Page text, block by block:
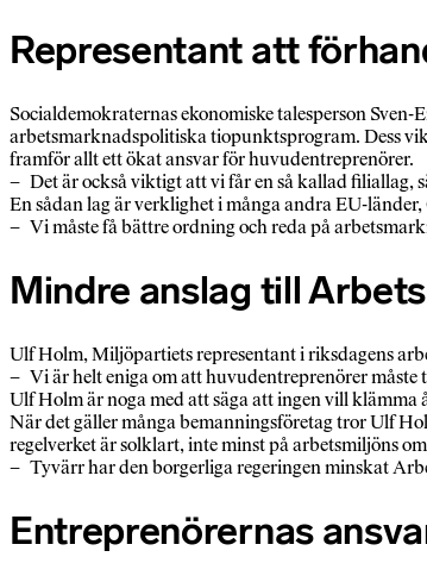
Representant att
Socialdemokraternas ekonomiske talesperson
arbetsmarknadspolitiska tiopunktsprogram. Dess
framför allt ett ökat ansvar för huvudentreprenörer.
– Det är också viktigt att vi får en så kallad filiallag,
En sådan lag är verklighet i många andra EU-
– Vi måste få bättre ordning och reda på
Mindre anslag till
Ulf Holm, Miljöpartiets representant i riksdagens
– Vi är helt eniga om att huvudentreprenörer måste
Ulf Holm är noga med att säga att ingen vill
När det gäller många bemanningsföretag tror Ulf
regelverket är solklart, inte minst på arbetsmiljöns
– Tyvärr har den borgerliga regeringen minskat
Entreprenörernas